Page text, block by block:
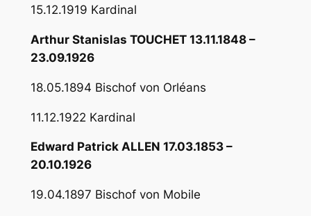
15.12.1919 Kardinal
Arthur Stanislas TOUCHET 13.11.1848 –
23.09.1926
18.05.1894 Bischof von Orléans
11.12.1922 Kardinal
Edward Patrick ALLEN 17.03.1853 –
20.10.1926
19.04.1897 Bischof von Mobile